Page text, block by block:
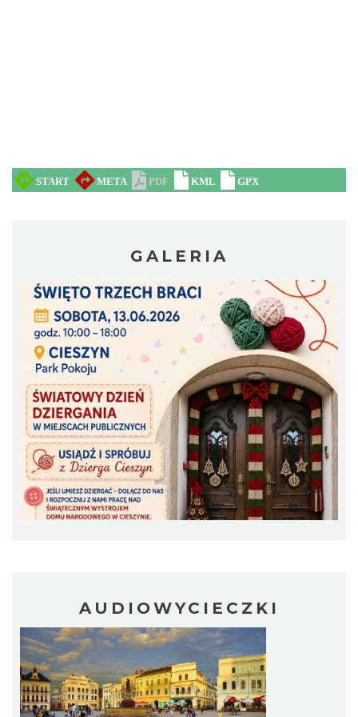
Koncert na głos i organy - Paweł Konik &
Spektakl "Tajemnica 16. piętra"
Cieszyn
2026-10-18
0.33 km
GALERIA
AUDIOWYCIECZKI